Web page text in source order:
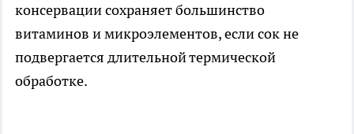
консервации сохраняет большинство
витаминов и микроэлементов, если сок не
подвергается длительной термической
обработке.